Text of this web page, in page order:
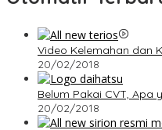
Video Kelemahan dan
20/02/2018
Belum Pakai CVT, Apa
20/02/2018